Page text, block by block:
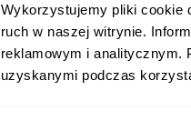
Wykorzystujemy pliki cookie
ruch w naszej witrynie.
reklamowym i analitycznym.
uzyskanymi podczas
spacerowywózek
producent dołącza
dzień będzie
rewelacyjnie sprawdzi się